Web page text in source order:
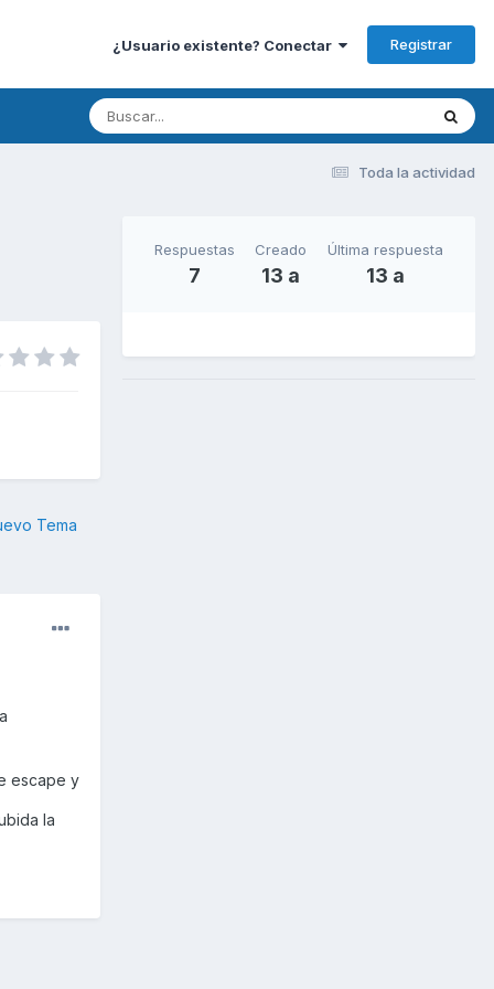
¿Usuario existente? Conectar Registrar
Toda la actividad
Tema
escape y
la
Respuestas
7
Creado
13 a
Última respuesta
13 a